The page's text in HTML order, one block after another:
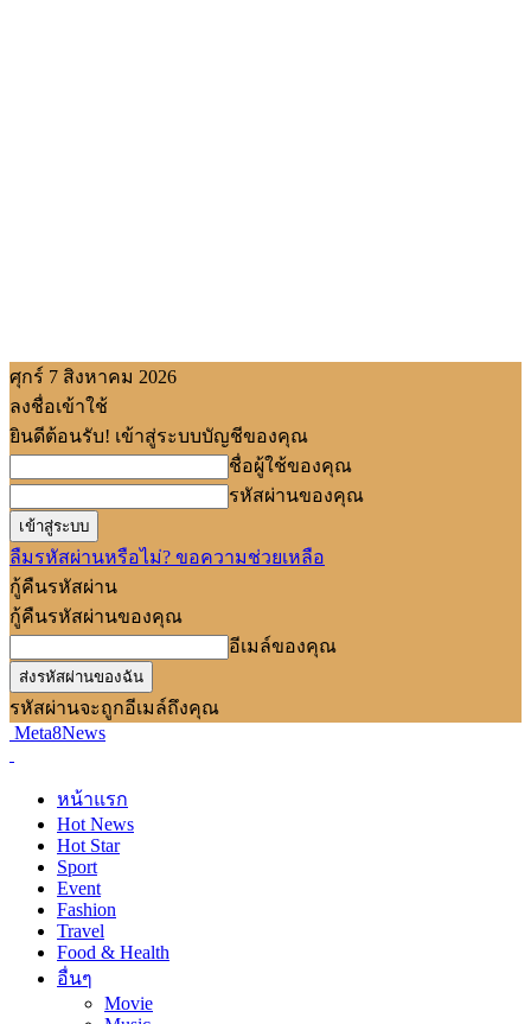
ศุกร์ 7 สิงหาคม 2026
ลงชื่อเข้าใช้
ยินดีต้อนรับ! เข้าสู่ระบบบัญชีของคุณ
ชื่อผู้ใช้ของคุณ
รหัสผ่านของคุณ
ลืมรหัสผ่านหรือไม่? ขอความช่วยเหลือ
กู้คืนรหัสผ่าน
กู้คืนรหัสผ่านของคุณ
อีเมล์ของคุณ
รหัสผ่านจะถูกอีเมล์ถึงคุณ
Meta8News
หน้าแรก
Hot News
Hot Star
Sport
Event
Fashion
Travel
Food & Health
อื่นๆ
Movie